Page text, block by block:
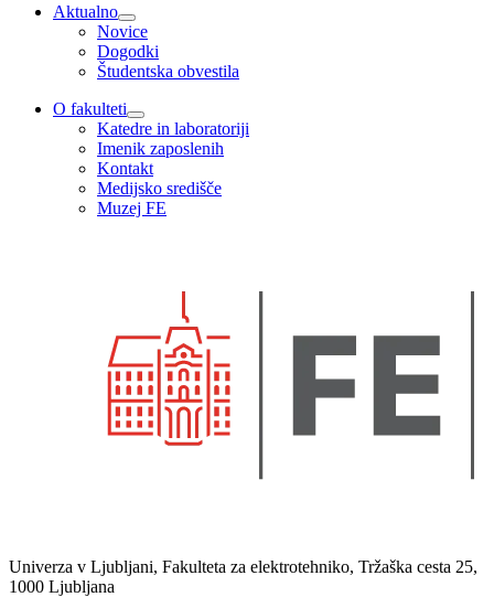
Aktualno
Novice
Dogodki
Študentska obvestila
O fakulteti
Katedre in laboratoriji
Imenik zaposlenih
Kontakt
Medijsko središče
Muzej FE
Univerza v Ljubljani, Fakulteta za elektrotehniko, Tržaška cesta 25,
1000 Ljubljana